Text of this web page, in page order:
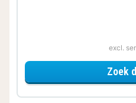
excl.
Zoek